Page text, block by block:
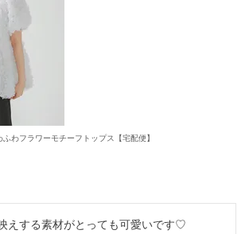
ふわフラワーモチーフトップス【宅配便】
えする素材がとっても可愛いです♡